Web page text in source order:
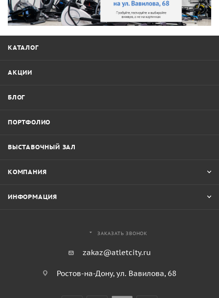
КАТАЛОГ
АКЦИИ
БЛОГ
ПОРТФОЛИО
ВЫСТАВОЧНЫЙ ЗАЛ
КОМПАНИЯ
ИНФОРМАЦИЯ
ЗАКАЗАТЬ ЗВОНОК
zakaz@atletcity.ru
Ростов-на-Дону, ул. Вавилова, 68